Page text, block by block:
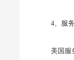
4、服
美国服